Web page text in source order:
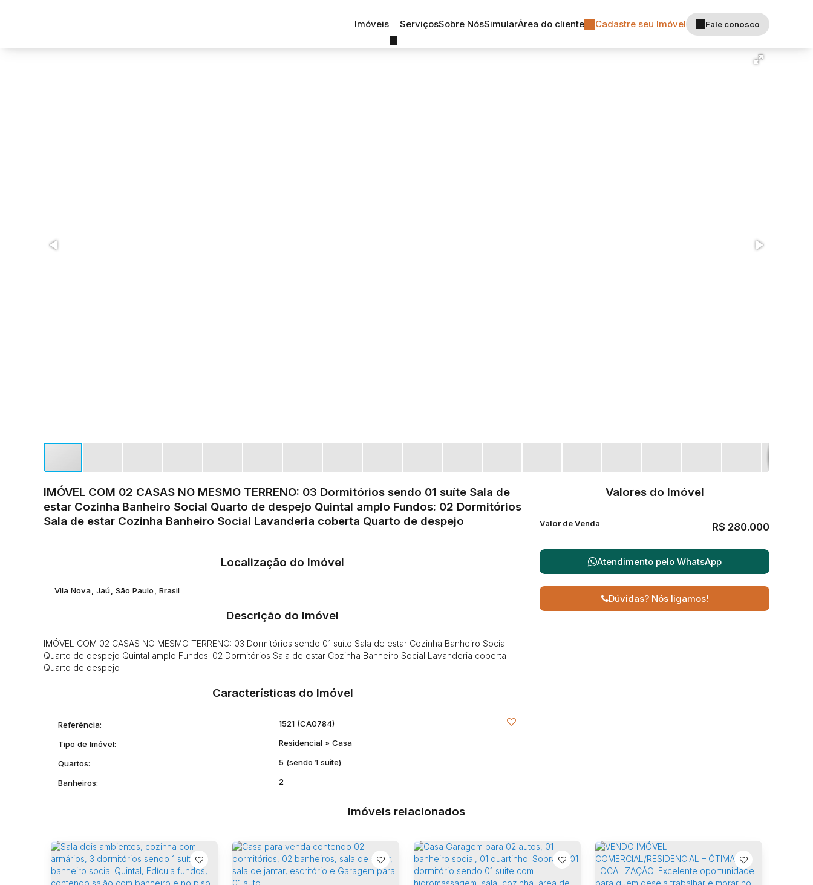
Fale conosco
Cadastre seu Imóvel
Área do cliente
Simular
Sobre Nós
Serviços
Imóveis
IMÓVEL COM 02 CASAS NO MESMO TERRENO: 03 Dormitórios sendo 01 suíte Sala de
estar Cozinha Banheiro Social Quarto de despejo Quintal amplo Fundos: 02 Dormitórios
Sala de estar Cozinha Banheiro Social Lavanderia coberta Quarto de despejo
Localização do Imóvel
Vila Nova Jaú São Paulo Brasil
Descrição do Imóvel
IMÓVEL COM 02 CASAS NO MESMO TERRENO: 03 Dormitórios sendo 01 suíte Sala de estar Cozinha Banheiro Social
Quarto de despejo Quintal amplo Fundos: 02 Dormitórios Sala de estar Cozinha Banheiro Social Lavanderia coberta
Quarto de despejo
Características do Imóvel
Referência: 1521 (CA0784)
Tipo de Imóvel: Residencial » Casa
Quartos: 5 (sendo 1 suíte)
Banheiros: 2
Valores do Imóvel
R$ 280.000
Valor de Venda
Atendimento pelo WhatsApp
Dúvidas? Nós ligamos!
Imóveis relacionados